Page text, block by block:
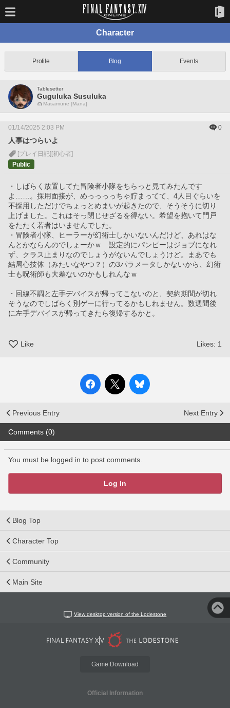
Character
Profile Blog Events
Tablesetter
Guguluka Susuluka
Masamune [Mana]
01/14/2025 2:03 PM 0
人事はつらいよ
[プレイ日記] [初心者]
Public
・しばらく放置してた冒険者小隊をちらっと見てみたんです
よ……。採用面接が、めっっっっちゃ貯まってて、4人目ぐらいを
不採用しただけでちょっとめまいが起きたので、そうそうに切り
上げました。これはそっ閉じせざるを得ない。希望を抱いて門戸
をたたく若者はいませんでした。
・冒険者小隊、ヒーラーが幻術士しかいないんだけど、あれはな
んとかならんのでしょーかｗ　設定的にパンピーはジョブになれ
ず、クラス止まりなのでしょうがないんでしょうけど。まあでも
結局心技体（みたいなやつ？）の3パラメータしかないから、幻術
士も呪術師も大差ないのかもしれんなｗ
・回線不調と左手デバイスが帰ってこないのと、契約期間が切れ
そうなのでしばらく別ゲーに行ってるかもしれません。数週間後
に左手デバイスが帰ってきたら復帰するかと。
Like Likes: 1
Previous Entry Next Entry
Comments (0)
You must be logged in to post comments.
Log In
Blog Top
Character Top
Community
Main Site
View desktop version of the Lodestone
Game Download
Official Information